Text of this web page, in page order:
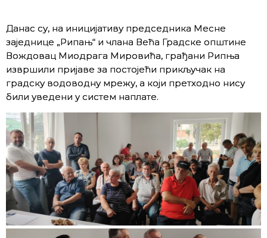
Данас су, на иницијативу председника Месне
заједнице „Рипањ“ и члана Већа Градске општине
Вождовац Миодрага Мировића, грађани Рипња
извршили пријаве за постојећи прикључак на
градску водоводну мрежу, а који претходно нису
били уведени у систем наплате.